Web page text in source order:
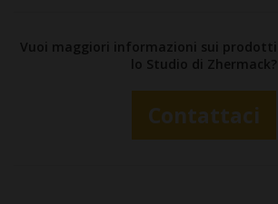
Vuoi maggiori informazioni sui prodotti
lo Studio di Zhermack?
Contattaci